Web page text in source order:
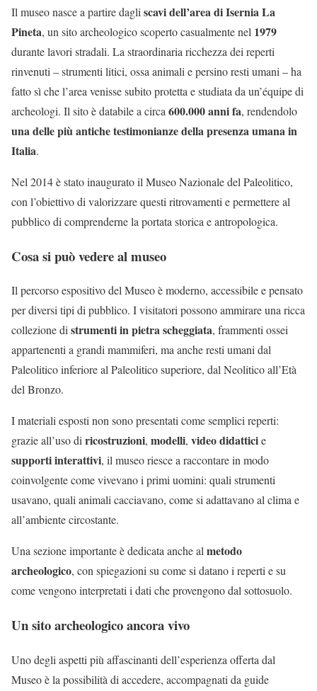
Il museo nasce a partire dagli scavi dell’area di Isernia La
Pineta, un sito archeologico scoperto casualmente nel 1979
durante lavori stradali. La straordinaria ricchezza dei reperti
rinvenuti – strumenti litici, ossa animali e persino resti umani – ha
fatto sì che l’area venisse subito protetta e studiata da un’équipe di
archeologi. Il sito è databile a circa 600.000 anni fa, rendendolo
una delle più antiche testimonianze della presenza umana in
Italia.
Nel 2014 è stato inaugurato il Museo Nazionale del Paleolitico,
con l’obiettivo di valorizzare questi ritrovamenti e permettere al
pubblico di comprenderne la portata storica e antropologica.
Cosa si può vedere al museo
Il percorso espositivo del Museo è moderno, accessibile e pensato
per diversi tipi di pubblico. I visitatori possono ammirare una ricca
collezione distrumenti in pietra scheggiata, frammenti ossei
appartenenti a grandi mammiferi, ma anche resti umani dal
Paleolitico inferiore al Paleolitico superiore, dal Neolitico all’Età
del Bronzo.
I materiali esposti non sono presentati come semplici reperti:
grazie all’uso diricostruzioni, modelli, video didatticie
supporti interattivi, il museo riesce a raccontare in modo
coinvolgente come vivevano i primi uomini: quali strumenti
usavano, quali animali cacciavano, come si adattavano al clima e
all’ambiente circostante.
Una sezione importante è dedicata anche almetodo
archeologico, con spiegazioni su come si datano i reperti e su
come vengono interpretati i dati che provengono dal sottosuolo.
Un sito archeologico ancora vivo
Uno degli aspetti più affascinanti dell’esperienza offerta dal
Museo è la possibilità di accedere, accompagnati da guide